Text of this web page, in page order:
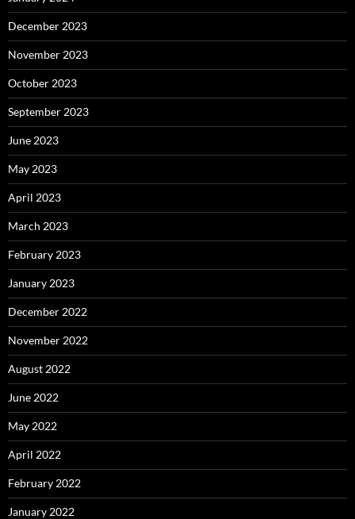
December 2023
November 2023
October 2023
September 2023
June 2023
May 2023
April 2023
March 2023
February 2023
January 2023
December 2022
November 2022
August 2022
June 2022
May 2022
April 2022
February 2022
January 2022